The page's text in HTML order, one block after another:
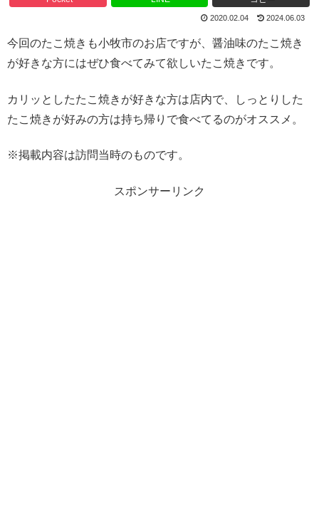
2020.02.04 2024.06.03
今回のたこ焼きも小牧市のお店ですが、醤油味のたこ焼き
が好きな方にはぜひ食べてみて欲しいたこ焼きです。
カリッとしたたこ焼きが好きな方は店内で、しっとりした
たこ焼きが好みの方は持ち帰りで食べてるのがオススメ。
※掲載内容は訪問当時のものです。
スポンサーリンク